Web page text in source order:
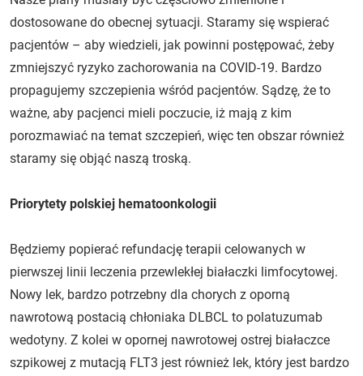
dostosowane do obecnej sytuacji. Staramy się wspierać
pacjentów – aby wiedzieli, jak powinni postępować, żeby
zmniejszyć ryzyko zachorowania na COVID-19. Bardzo
propagujemy szczepienia wśród pacjentów. Sądzę, że to
ważne, aby pacjenci mieli poczucie, iż mają z kim
porozmawiać na temat szczepień, więc ten obszar również
staramy się objąć naszą troską.
Priorytety polskiej hematoonkologii
Będziemy popierać refundację terapii celowanych w
pierwszej linii leczenia przewlekłej białaczki limfocytowej.
Nowy lek, bardzo potrzebny dla chorych z oporną
nawrotową postacią chłoniaka DLBCL to polatuzumab
wedotyny. Z kolei w opornej nawrotowej ostrej białaczce
szpikowej z mutacją FLT3 jest również lek, który jest bardzo